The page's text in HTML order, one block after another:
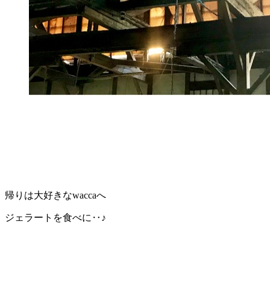
帰りは大好きなwaccaへ
ジェラートを食べに‥♪